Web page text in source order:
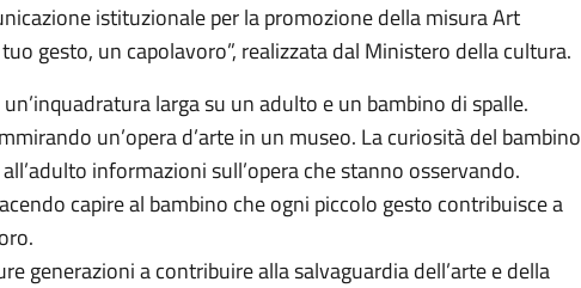
istituzionale per la promozione della misura Art
gesto, un capolavoro”, realizzata dal Ministero della cultura.
larga su un adulto e un bambino di spalle.
un’opera d’arte in un museo. La curiosità del bambino
informazioni sull’opera che stanno osservando.
capire al bambino che ogni piccolo gesto contribuisce a
generazioni a contribuire alla salvaguardia dell’arte e della